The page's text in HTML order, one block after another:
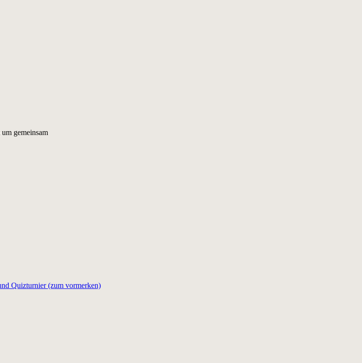
gemeinsam
Quizturnier (zum vormerken)